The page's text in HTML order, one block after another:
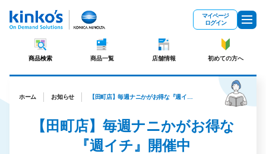
マイページ
ログイン
商品検索 商品一覧 店舗情報 初めての方へ
ホーム お知らせ
【田町店】毎週ナニかがお得な
『週イチ』開催中